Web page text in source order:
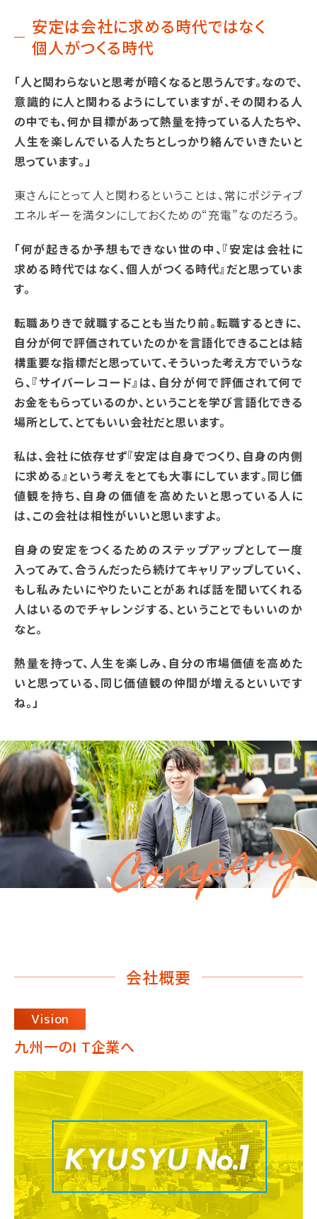
安定は会社に求める時代ではなく
個人がつくる時代
「人と関わらないと思考が暗くなると思うんです。なので、
意識的に人と関わるようにしていますが、その関わる人
の中でも、何か目標があって熱量を持っている人たちや、
人生を楽しんでいる人たちとしっかり絡んでいきたいと
思っています。」
東さんにとって人と関わるということは、常にポジティブ
エネルギーを満タンにしておくための“充電”なのだろう。
「何が起きるか予想もできない世の中、『安定は会社に
求める時代ではなく、個人がつくる時代』だと思っていま
す。
転職ありきで就職することも当たり前。転職するときに、
自分が何で評価されていたのかを言語化できることは結
構重要な指標だと思っていて、そういった考え方でいうな
ら、『サイバーレコード』は、自分が何で評価されて何で
お金をもらっているのか、ということを学び言語化できる
場所として、とてもいい会社だと思います。
私は、会社に依存せず『安定は自身でつくり、自身の内側
に求める』という考えをとても大事にしています。同じ価
値観を持ち、自身の価値を高めたいと思っている人に
は、この会社は相性がいいと思いますよ。
自身の安定をつくるためのステップアップとして一度
入ってみて、合うんだったら続けてキャリアップしていく、
もし私みたいにやりたいことがあれば話を聞いてくれる
人はいるのでチャレンジする、ということでもいいのか
なと。
熱量を持って、人生を楽しみ、自分の市場価値を高めた
いと思っている、同じ価値観の仲間が増えるといいです
ね。」
会社概要
Vision
九州一のI T企業へ